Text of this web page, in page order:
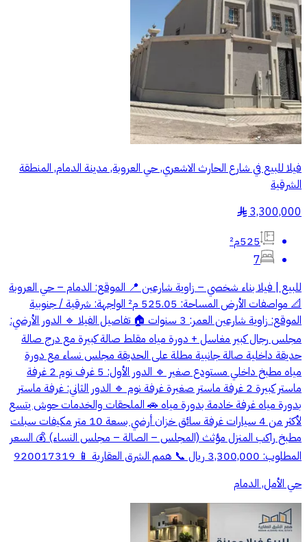
فيلا للبيع في شارع الحارث الاشعري, حي العروبة, مدينة الدمام, المنطقة
الشرقية
3,300,000
§
525م²
7
للبيع | فيلا بناء شخصي – زاوية شارعين 📍 الموقع: الدمام – حي العروبة
📐 مواصفات الأرض المساحة: 525.05 م² الواجهة: شرقية / جنوبية
الموقع: زاوية شارعين العمر: 3 سنوات 🏠 تفاصيل الفيلا 🔹 الدور الأرضي:
مجلس رجال كبير مغاسل + دورة مياه مقلط صالة كبيرة مع درج صالة
حديقة داخلية صالة جانبية مطلة على الحديقة مجلس نساء مع دورة
مياه مطبخ داخلي مستودع صغير 🔹 الدور الأول: 5 غرف نوم 2 غرفة
ماستر كبيرة 2 غرفة ماستر صغيرة غرفة نوم 🔹 الدور الثاني: غرفة ماستر
بدورة مياه غرفة خادمة بدورة مياه 🚗 الملحقات والخدمات حوش يتسع
لأكثر من 4 سيارات غرفة سائق خزان أرضي بسعة 10 متر مكيفات سبلت
مطبخ راكب المنزل مؤثث (المجلس – الصالة – مجلس النساء) 💰 السعر
المطلوب: 3,300,000 ريال 📞 همم الشرق العقارية 📱 920017319
حي الأمل, الدمام